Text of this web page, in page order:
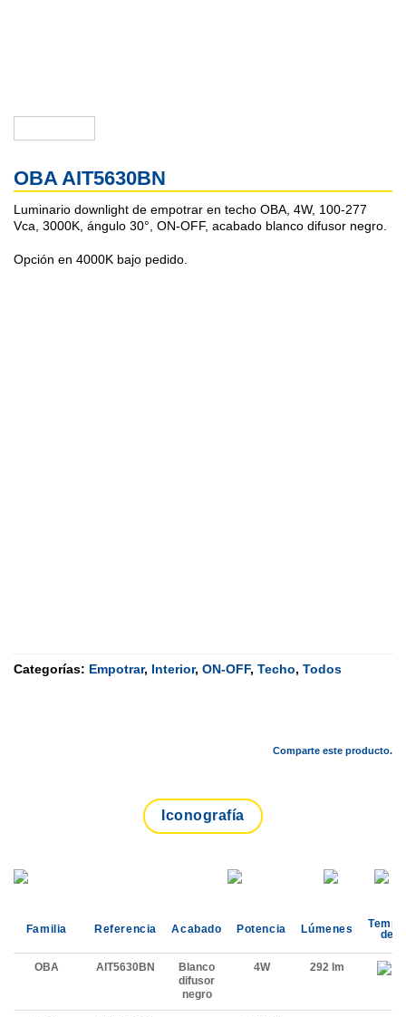
OBA AIT5630BN
Luminario downlight de empotrar en techo OBA, 4W, 100-277
Vca, 3000K, ángulo 30°, ON-OFF, acabado blanco difusor negro.
Opción en 4000K bajo pedido.
Categorías: Empotrar, Interior, ON-OFF, Techo, Todos
Comparte este producto.
Iconografía
Familia Referencia Acabado Potencia Lúmenes
de
OBA AIT5630BN
Blanco
difusor
negro
4W 292 lm